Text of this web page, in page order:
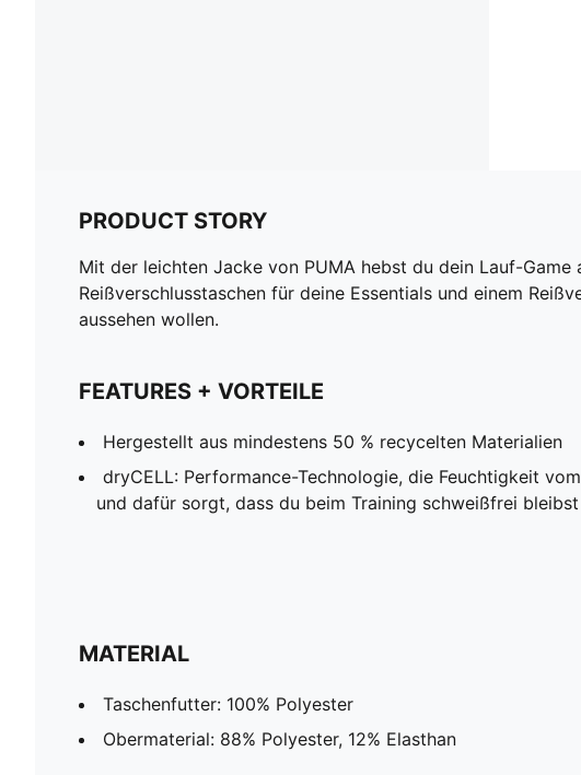
PRODUCT STORY
Mit der leichten Jacke von PUMA hebst du dein Lauf-
Reißverschlusstaschen für deine Essentials und einem
aussehen wollen.
FEATURES + VORTEILE
Hergestellt aus mindestens 50 % recycelten Materialien
dryCELL: Performance-Technologie, die Feuchtigkeit
und dafür sorgt, dass du beim Training schweißfrei bleibst
MATERIAL
Taschenfutter: 100% Polyester
Obermaterial: 88% Polyester, 12% Elasthan